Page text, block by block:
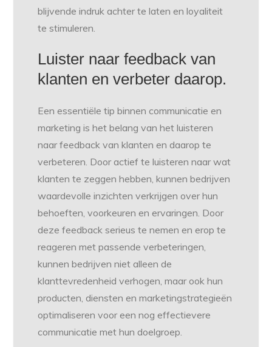
blijvende indruk achter te laten en loyaliteit
te stimuleren.
Luister naar feedback van
klanten en verbeter daarop.
Een essentiële tip binnen communicatie en
marketing is het belang van het luisteren
naar feedback van klanten en daarop te
verbeteren. Door actief te luisteren naar wat
klanten te zeggen hebben, kunnen bedrijven
waardevolle inzichten verkrijgen over hun
behoeften, voorkeuren en ervaringen. Door
deze feedback serieus te nemen en erop te
reageren met passende verbeteringen,
kunnen bedrijven niet alleen de
klanttevredenheid verhogen, maar ook hun
producten, diensten en marketingstrategieën
optimaliseren voor een nog effectievere
communicatie met hun doelgroep.